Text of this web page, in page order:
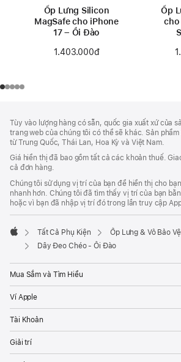
Ốp Lưng Silicon
MagSafe cho iPhone
17 – Ổi Đào
1.403.000đ
Ốp
cho
Thích
Chân
Trang
thích
Tùy vào lượng hàng có sẵn, quốc gia xuất xứ của
trang web của chúng tôi có thể sẽ khác. Sản
từ Trung Quốc, Thái Lan, Hoa Kỳ và Việt Nam.
Giá hiển thị đã bao gồm tất cả các khoản thuế.
cả đơn hàng.
Chúng tôi sử dụng vị trí của bạn để hiển thị cho
nhanh hơn. Chúng tôi đã tìm thấy vị trí của bạn
hoặc vì bạn đã nhập vị trí đó trong lần truy cập
Apple
Tất Cả Phụ Kiện
Ốp Lưng & Vỏ Bảo Vệ
Dây Đeo Chéo - Ổi Đào
Mua Sắm và Tìm Hiểu
Ví Apple
Tài Khoản
Giải trí